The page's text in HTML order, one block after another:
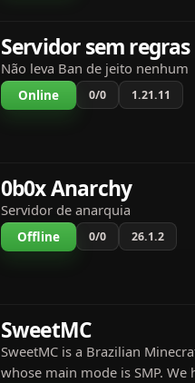
Servidor sem regras
Não leva Ban de jeito nenhum
Online 0/0 1.21.11
0b0x Anarchy
Servidor de anarquia
Offline 0/0 26.1.2
SweetMC
SweetMC is a Brazilian
whose main mode is SMP. We